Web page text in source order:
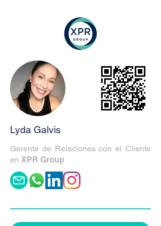
Lyda Galvis
Gerente de Relaciones con el Cliente
en XPR Group